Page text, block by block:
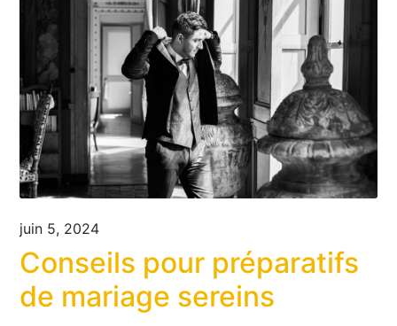
juin 5, 2024
Conseils pour préparatifs
de mariage sereins